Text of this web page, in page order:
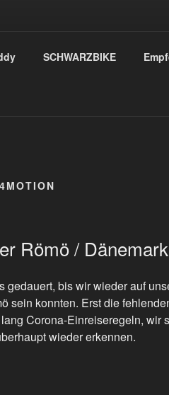
TEAMSCHWARZBIKE
Römö / Dänemark
gedauert, bis wir wieder auf
sein konnten. Erst die
Corona-Einreiseregeln, wir
wieder erkennen.